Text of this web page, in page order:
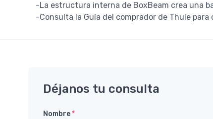
-La estructura interna de BoxBeam crea una
-Consulta la Guía del comprador de Thule
Déjanos tu consulta
Nombre*